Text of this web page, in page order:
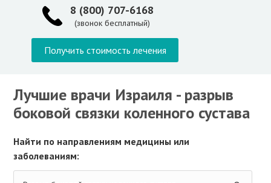
8 (800) 707-6168
(звонок бесплатный)
Получить стоимость лечения
Лучшие врачи Израиля - разрыв
боковой связки коленного сустава
Найти по направлениям медицины или
заболеваниям: